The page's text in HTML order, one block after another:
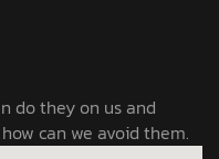
do they on us and
can we avoid them.